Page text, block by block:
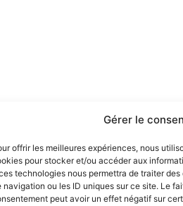
Gérer le
offrir les meilleures expériences, nous
pour stocker et/ou accéder aux
technologies nous permettra de traiter
navigation ou les ID uniques sur ce site. Le
peut avoir un effet négatif sur